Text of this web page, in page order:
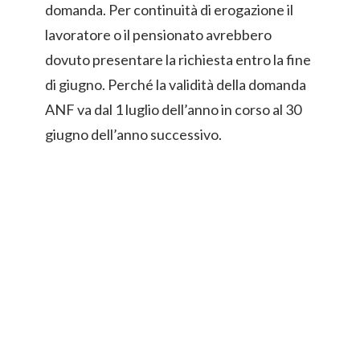
domanda. Per continuità di erogazione il
lavoratore o il pensionato avrebbero
dovuto presentare la richiesta entro la fine
di giugno. Perché la validità della domanda
ANF va dal 1 luglio dell’anno in corso al 30
giugno dell’anno successivo.